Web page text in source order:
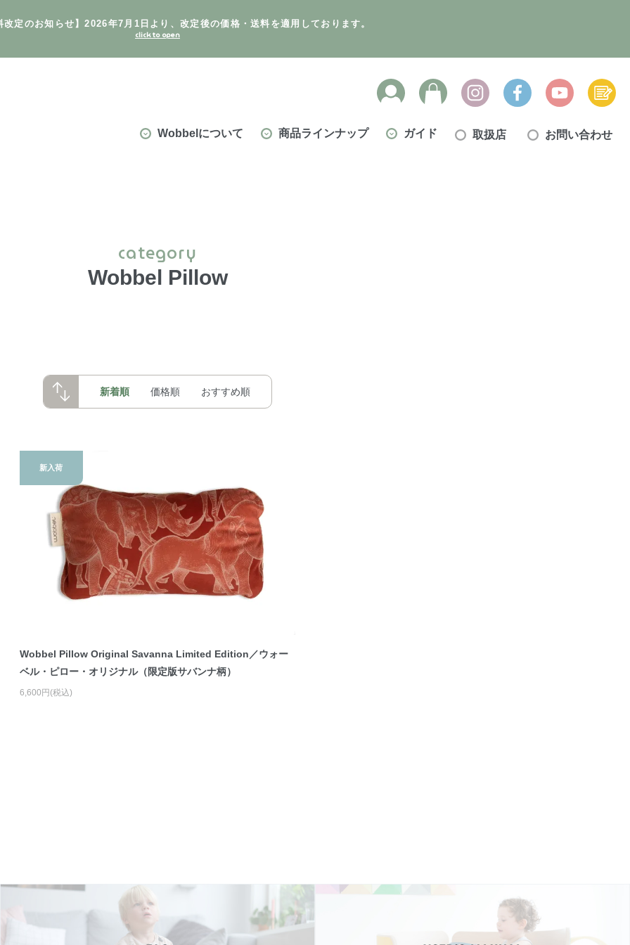
改定のお知らせ】2026年7月1日より、改定後の価格・送料を適用しております。
Wobbelについて 商品ラインナップ ガイド 取扱店 お問い合わせ
category
Wobbel Pillow
新着順 価格順 おすすめ順
新入荷
Wobbel Pillow Original Savanna Limited Edition／ウォー
ベル・ピロー・オリジナル（限定版サバンナ柄）
6,600円(税込)